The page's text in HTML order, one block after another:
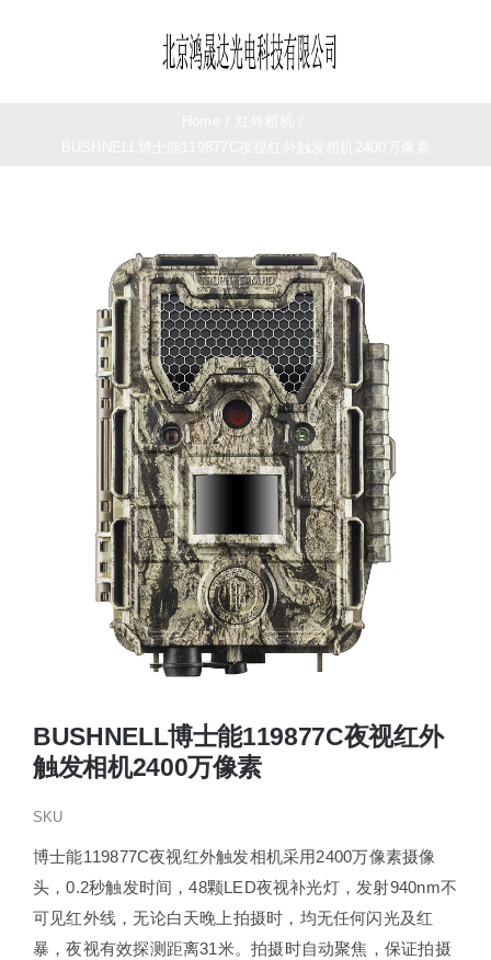
BUSHNELL博士能119877C夜视红外
触发相机2400万像素
SKU
博士能119877C夜视红外触发相机采用2400万像素摄像
头，0.2秒触发时间，48颗LED夜视补光灯，发射940nm不
可见红外线，无论白天晚上拍摄时，均无任何闪光及红
暴，夜视有效探测距离31米。拍摄时自动聚焦，保证拍摄